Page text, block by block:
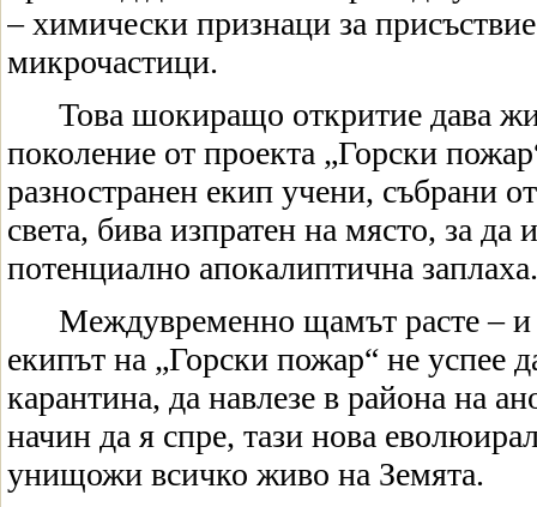
– химически признаци за
микрочастици.
Това шокиращо откритие дава
поколение от проекта „Горски
разностранен екип учени, събрани
света, бива изпратен на място, за да
потенциално апокалиптична заплаха.
Междувременно щамът расте –
екипът на „Горски пожар“ не успее
карантина, да навлезе в района на
начин да я спре, тази нова
унищожи всичко живо на Земята.